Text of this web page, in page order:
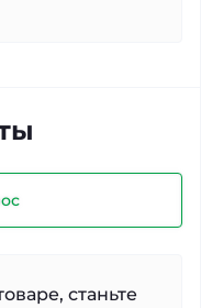
станьте